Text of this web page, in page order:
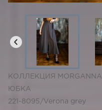
КОЛЛЕКЦИЯ MORGANNA
ЮБКА
221-8095/Verona grey